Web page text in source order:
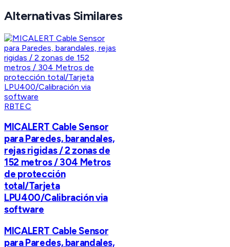
Alternativas Similares
RBTEC
MICALERT Cable Sensor
para Paredes, barandales,
rejas rigidas / 2 zonas de
152 metros / 304 Metros
de protección
total/Tarjeta
LPU400/Calibración via
software
MICALERT Cable Sensor
para Paredes, barandales,